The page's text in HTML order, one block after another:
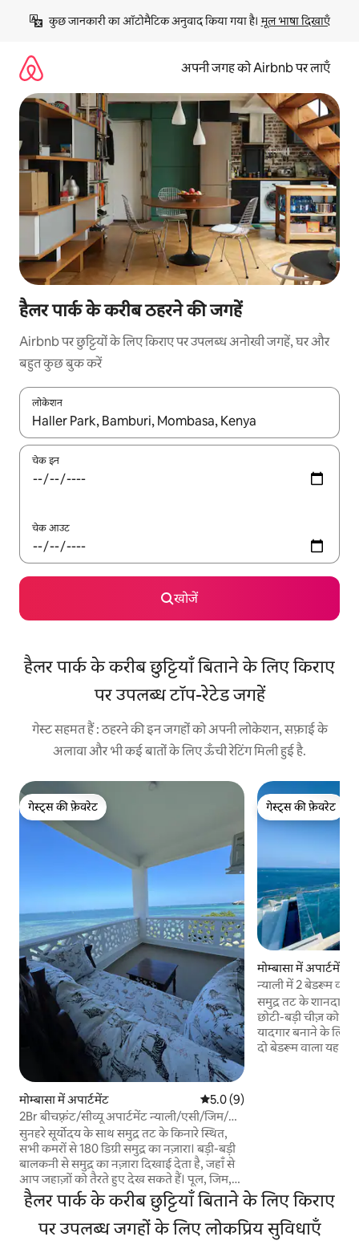
छोड़कर
कॉन्टेंट
कुछ जानकारी का ऑटोमैटिक अनुवाद किया गया है। मूल भाषा दिखाएँ
अपनी जगह को Airbnb पर लाएँ
हैलर पार्क के करीब ठहरने की जगहें
Airbnb पर छुट्टियों के लिए किराए पर उपलब्ध अनोखी जगहें, घर और
बहुत कुछ बुक करें
लोकेशन
नतीजों के उपलब्ध होने पर, अप और डाउन 'ऐरो की' का इस्तेमाल करके नेविगेट
चेक इन
चेक आउट
खोजें
हैलर पार्क के करीब छुट्टियाँ बिताने के लिए किराए
पर उपलब्ध टॉप-रेटेड जगहें
गेस्ट सहमत हैं : ठहरने की इन जगहों को अपनी लोकेशन, सफ़ाई के
अलावा और भी कई बातों के लिए ऊँची रेटिंग मिली हुई है.
गेस्ट्स की फ़ेवरेट
गेस्ट्स की फ़ेवरेट
मोम्बासा में अपार्टमेंट औसत रेटिंग 5 में से 5.0, 9 समीक्षाएँ
5.0 (9)
2Br बीचफ़्रंट/सीव्यू अपार्टमेंट न्याली/एसी/जिम/
रेस्टोरेंट
सुनहरे सूर्योदय के साथ समुद्र तट के किनारे स्थित,
सभी कमरों से 180 डिग्री समुद्र का नज़ारा। बड़ी-बड़ी
बालकनी से समुद्र का नज़ारा दिखाई देता है, जहाँ से
आप जहाज़ों को तैरते हुए देख सकते हैं। पूल, जिम,
ऑनसाइट रेस्टोरेंट, बच्चों के खेलने की जगह, वॉशिंग
मशीन, वन्यजीवों और प्रकृति के साथ पास का पार्क।
सुरक्षित, घरेलू, शानदार, निजी और आरामदायक।
हाउसकीपिंग की सुविधा उपलब्ध है। बेडरूम लिविंग
गेस्ट्स की फ़ेवरेट
गेस्ट्स की फ़ेवरेट
मोम्बासा में अपार्टमेंट
न्याली में 2 बेडरूम
समुद्र तट के शानदार
छोटी-बड़ी चीज़ को
यादगार बनाने के लिए
दो बेडरूम वाला यह
हैलर पार्क के करीब छुट्टियाँ बिताने के लिए किराए
पर उपलब्ध जगहों के लिए लोकप्रिय सुविधाएँ